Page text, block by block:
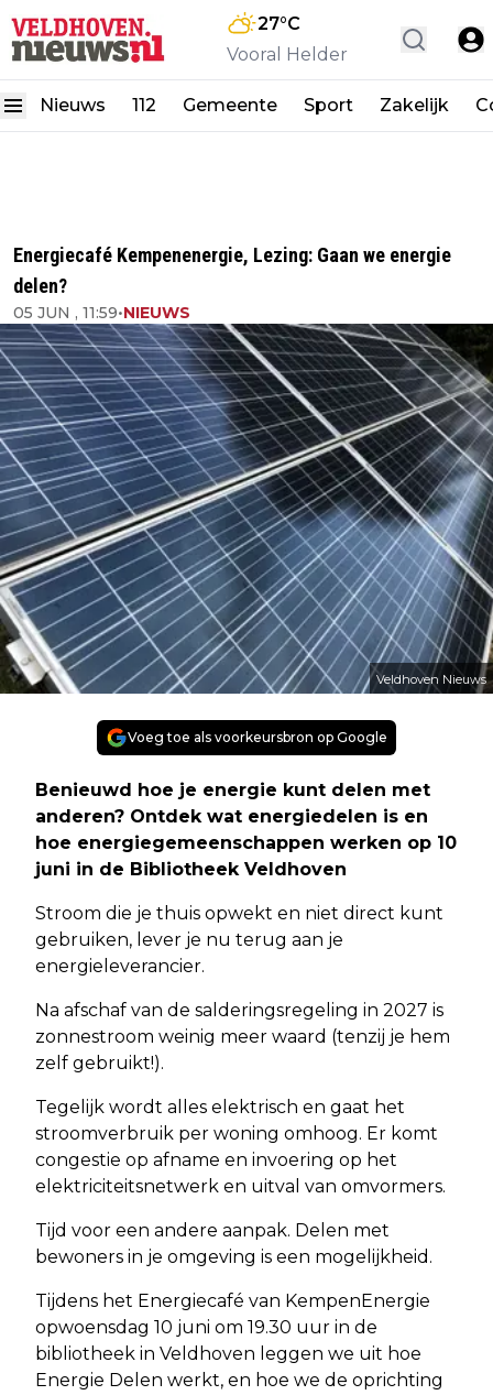
27°C
Vooral Helder
Nieuws 112 Gemeente Sport Zakelijk
Energiecafé Kempenenergie, Lezing: Gaan we energie
delen?
05 JUN , 11:59•NIEUWS
Veldhoven Nieuws
Voeg toe als voorkeursbron op Google
Benieuwd hoe je energie kunt delen met
anderen? Ontdek wat energiedelen is en
hoe energiegemeenschappen werken op 10
juni in de Bibliotheek Veldhoven
Stroom die je thuis opwekt en niet direct kunt
gebruiken, lever je nu terug aan je
energieleverancier.
Na afschaf van de salderingsregeling in 2027 is
zonnestroom weinig meer waard (tenzij je hem
zelf gebruikt!).
Tegelijk wordt alles elektrisch en gaat het
stroomverbruik per woning omhoog. Er komt
congestie op afname en invoering op het
elektriciteitsnetwerk en uitval van omvormers.
Tijd voor een andere aanpak. Delen met
bewoners in je omgeving is een mogelijkheid.
Tijdens het Energiecafé van KempenEnergie
opwoensdag 10 juni om 19.30 uur in de
bibliotheek in Veldhoven leggen we uit hoe
Energie Delen werkt, en hoe we de oprichting